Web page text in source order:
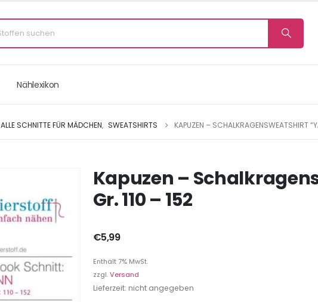
Nählexikon
ALLE SCHNITTE FÜR MÄDCHEN, SWEATSHIRTS KAPUZEN – SCHALKRAGENSWEATSHIRT
Kapuzen –
Gr. 110 – 152
€5,99
Enthält 7% MwSt.
zzgl.Versand
Lieferzeit: nicht angegeben